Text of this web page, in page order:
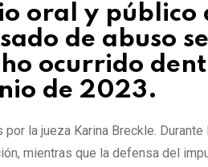
oral y público
de abuso
ocurrido
de 2023.
la jueza Karina Breckle. Durante
mientras que la defensa del